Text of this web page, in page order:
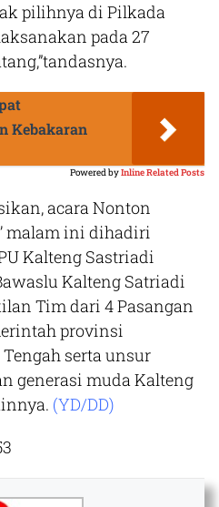
pilihnya di Pilkada
pada 27
Kebakaran
Powered byInline Related Posts
acara Nonton
malam ini dihadiri
Kalteng Sastriadi
Kalteng Satriadi
Tim dari 4 Pasangan
provinsi
serta unsur
generasi muda Kalteng
(YD/DD)